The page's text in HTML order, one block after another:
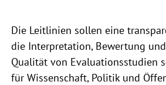
Die Leitlinien sollen eine
die Interpretation, Bewertung
Qualität von Evaluationsstudien
für Wissenschaft, Politik und